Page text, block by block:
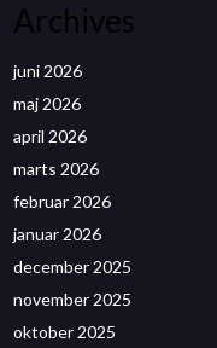
Archives
juni 2026
maj 2026
april 2026
marts 2026
februar 2026
januar 2026
december 2025
november 2025
oktober 2025